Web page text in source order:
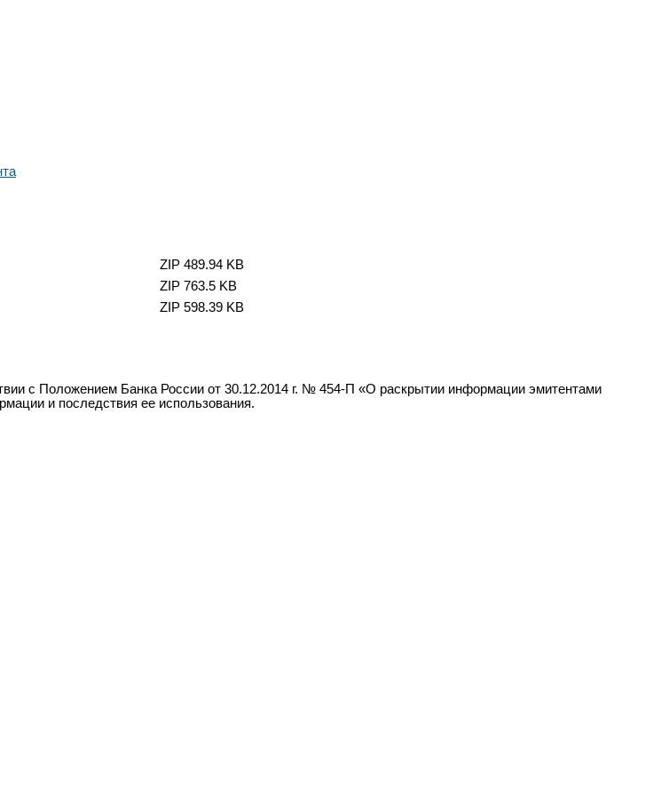
ZIP 489.94 KB
ZIP 763.5 KB
ZIP 598.39 KB
с Положением Банка России от 30.12.2014 г. № 454-П «О раскрытии информации эмитентами
и последствия ее использования.